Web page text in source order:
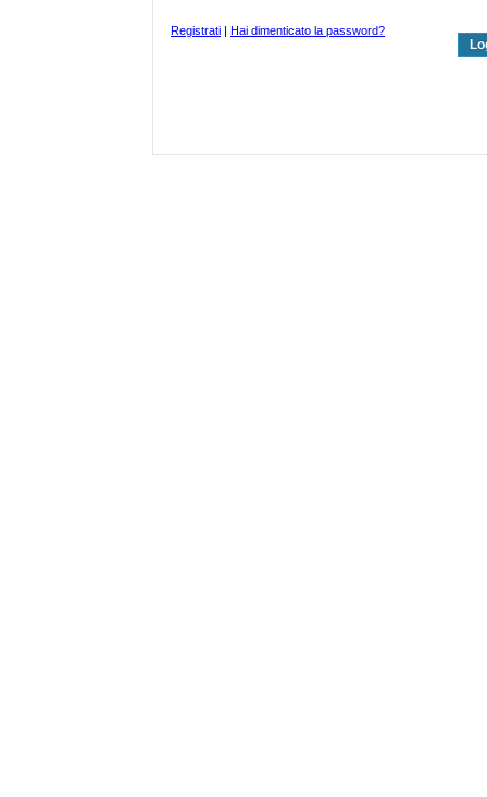
Registrati Hai dimenticato la password?